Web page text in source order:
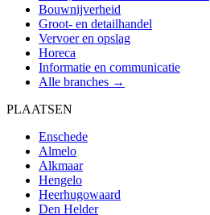
Bouwnijverheid
Groot- en detailhandel
Vervoer en opslag
Horeca
Informatie en communicatie
Alle branches →
PLAATSEN
Enschede
Almelo
Alkmaar
Hengelo
Heerhugowaard
Den Helder